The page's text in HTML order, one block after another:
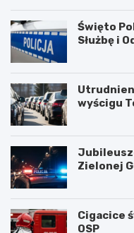
Święto
Służbę i
wyścigu
Zielonej
Cigacice
OSP